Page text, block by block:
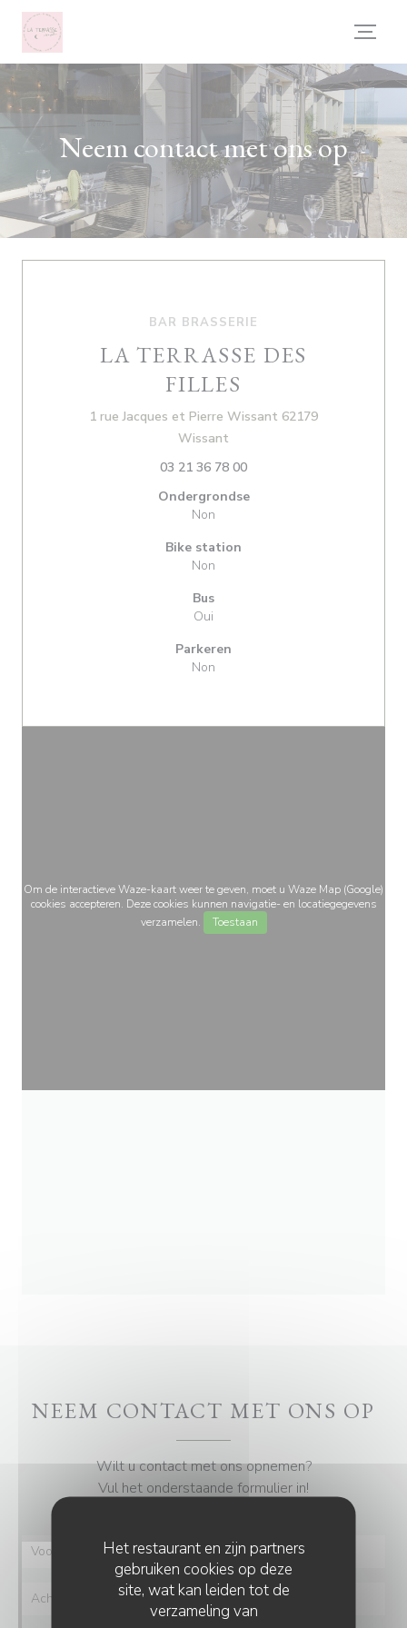
Cookies beheer paneel
Het restaurant en zijn partners
gebruiken cookies op deze
site, wat kan leiden tot de
verzameling van
Neem contact met ons op
BAR BRASSERIE
LA TERRASSE DES
FILLES
1 rue Jacques et Pierre Wissant 62179
Wissant
03 21 36 78 00
Ondergrondse
Non
Bike station
Non
Bus
Oui
Parkeren
Non
Om de interactieve Waze-kaart weer te geven, moet u Waze Map (Google)
cookies accepteren. Deze cookies kunnen navigatie- en locatiegegevens
verzamelen.
Toestaan
NEEM CONTACT MET ONS OP
Wilt u contact met ons opnemen?
Vul het onderstaande formulier in!